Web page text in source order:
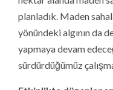
planladık. Maden
yönündeki algının da
yapmaya devam
sürdürdüğümüz